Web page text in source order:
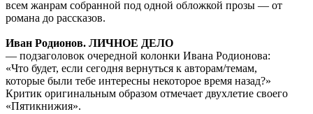
всем жанрам собранной под одной обложкой прозы ― от
романа до рассказов.
Иван Родионов. ЛИЧНОЕ ДЕЛО
― подзаголовок очередной колонки Ивана Родионова:
«Что будет, если сегодня вернуться к авторам/темам,
которые были тебе интересны некоторое время назад?»
Критик оригинальным образом отмечает двухлетие своего
«Пятикнижия».